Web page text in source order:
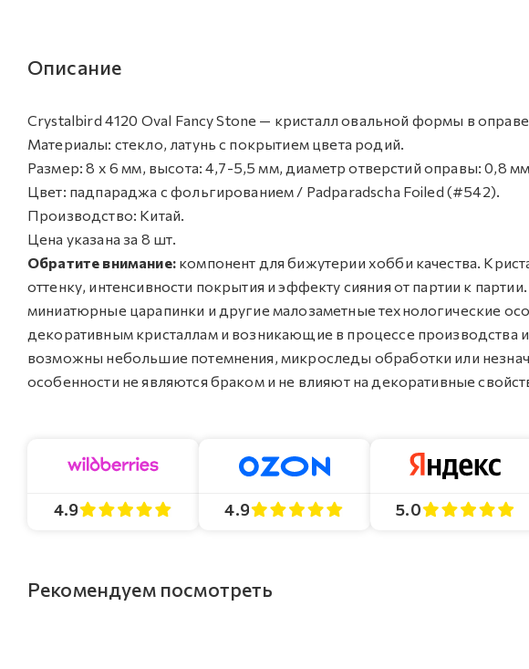
Описание
Crystalbird 4120 Oval Fancy Stone — кристалл овальной формы в
Материалы: стекло, латунь с покрытием цвета родий.
Размер: 8 x 6 мм, высота: 4,7-5,5 мм, диаметр отверстий оправы: 0,8
Цвет: падпараджа с фольгированием / Padparadscha Foiled (#542).
Производство: Китай.
Цена указана за 8 шт.
Обратите внимание:компонент для бижутерии хобби качества.
оттенку, интенсивности покрытия и эффекту сияния от партии к
миниатюрные царапинки и другие малозаметные технологические
декоративным кристаллам и возникающие в процессе производства
возможны небольшие потемнения, микроследы обработки или
особенности не являются браком и не влияют на декоративные
4.9 4.9 5.0
Рекомендуем посмотреть